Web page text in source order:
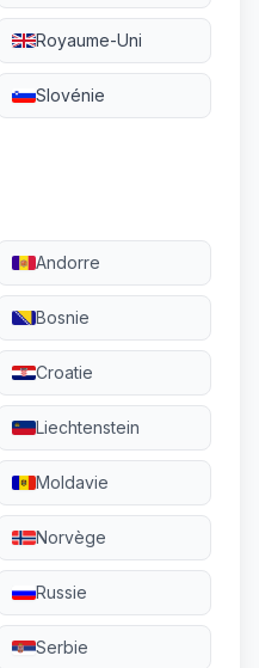
Royaume-Uni
Slovénie
Andorre
Bosnie
Croatie
Liechtenstein
Moldavie
Norvège
Russie
Serbie